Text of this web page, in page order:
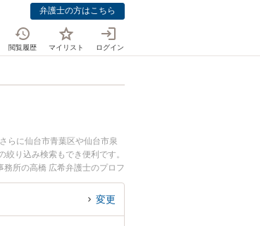
弁護士の方はこちら
閲覧履歴 マイリスト ログイン
らに仙台市青葉区や仙台市泉
り込み検索もでき便利です。
所の高橋 広希弁護士のプロフ
『売掛金回収のトラブル解決の
んにおすすめです。
変更